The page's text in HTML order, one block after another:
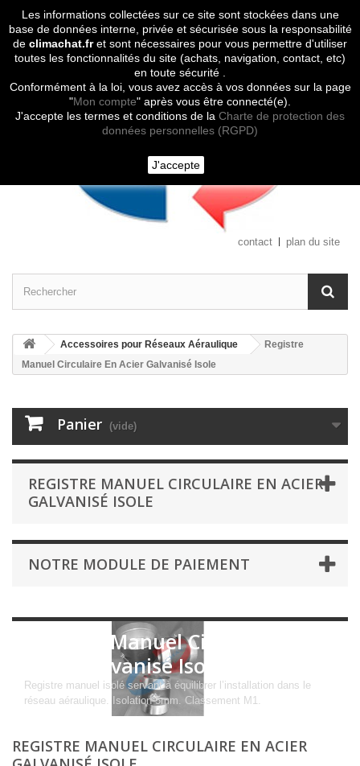
Les informations collectées sur ce site sont stockées dans une
base de données interne, privée et sécurisée sous la responsabilité
de climachat.fret sont nécessaires pour vous permettre d'utiliser
toutes les fonctionnalités du site (achats, navigation, contact, etc)
en toute sécurité .
Conformément à la loi, vous avez accès à vos données sur la page
"Mon compte" après vous être connecté(e).
J'accepte les termes et conditions de la Charte de protection des
données personnelles (RGPD)
J'accepte
Contactez-nous
contact plan du site
Accessoires pour Réseaux Aéraulique
Registre
Manuel Circulaire En Acier Galvanisé Isole
Panier (vide)
REGISTRE MANUEL CIRCULAIRE EN ACIER
GALVANISÉ ISOLE
NOTRE MODULE DE PAIEMENT
Registre Manuel Circulaire En
Acier Galvanisé Isole
Registre manuel isolé servant à équilibrer l’installation dans le
réseau aéraulique. Isolation 5mm. Classement M1.
REGISTRE MANUEL CIRCULAIRE EN ACIER